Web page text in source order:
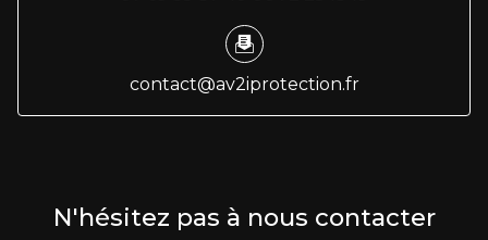
contact@av2iprotection.fr
N'hésitez pas à nous contacter